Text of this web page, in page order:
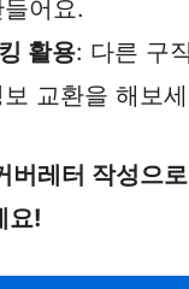
어요.
활용: 다른 구
교환을 해보
버레터 작성으
요!